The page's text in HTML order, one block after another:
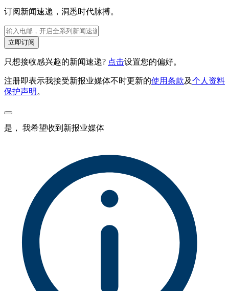
订阅新闻速递，洞悉时代脉搏。
立即订阅
只想接收感兴趣的新闻速递? 点击设置您的偏好。
注册即表示我接受新报业媒体不时更新的使用条款及个人资料
保护声明。
是， 我希望收到新报业媒体